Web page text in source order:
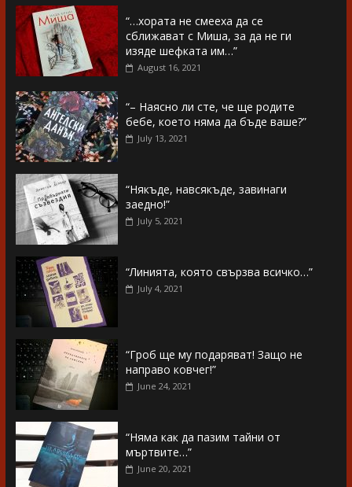
“…хората не смееха да се
сближават с Миша, за да не ги
изяде шефката им…”
August 16, 2021
“– Наясно ли сте, че ще родите
бебе, което няма да бъде ваше?”
July 13, 2021
“Някъде, навсякъде, завинаги
заедно!”
July 5, 2021
“Линията, която свързва всичко…”
July 4, 2021
“Гроб ще му подаряват! Защо не
направо ковчег!”
June 24, 2021
“Няма как да пазим тайни от
мъртвите…”
June 20, 2021